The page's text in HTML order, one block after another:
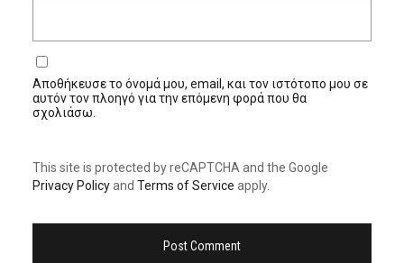
Αποθήκευσε το όνομά μου, email, και τον ιστότοπο μου σε
αυτόν τον πλοηγό για την επόμενη φορά που θα
σχολιάσω.
This site is protected by reCAPTCHA and the Google
Privacy Policyand Terms of Service apply.